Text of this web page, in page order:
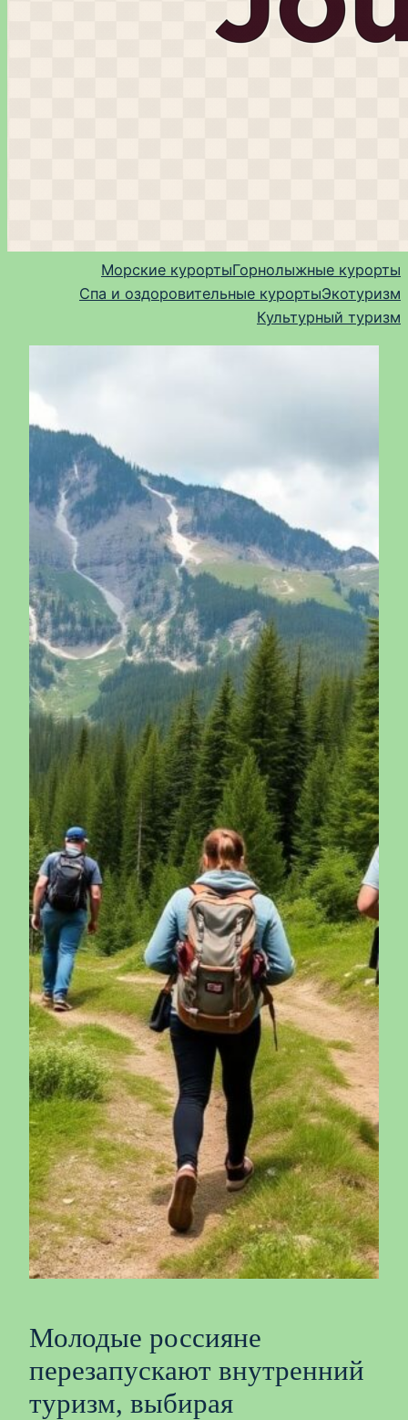
Морские курортыГорнолыжные курорты
Спа и оздоровительные курортыЭкотуризм
Культурный туризм
Молодые россияне
перезапускают внутренний
туризм, выбирая